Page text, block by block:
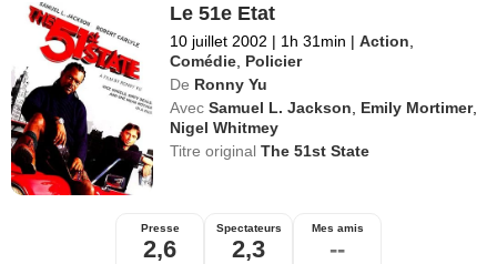
Le 51e Etat
10 juillet 2002 | 1h 31min | Action
Comédie Policier
De Ronny Yu
Avec Samuel L. Jackson Emily Mortimer,
Nigel Whitmey
Titre originalThe 51st State
Presse
2,6
Spectateurs
2,3
Mes amis
--